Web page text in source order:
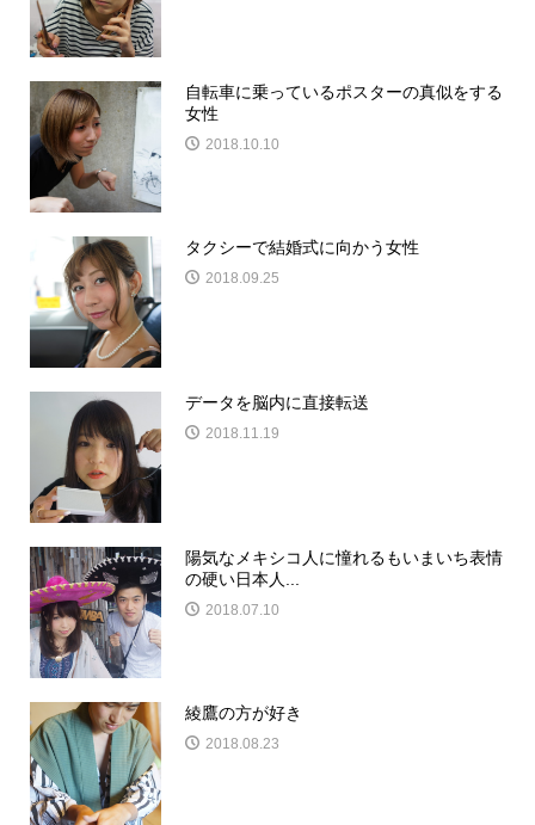
自転車に乗っているポスターの真似をする
女性
2018.10.10
タクシーで結婚式に向かう女性
2018.09.25
データを脳内に直接転送
2018.11.19
陽気なメキシコ人に憧れるもいまいち表情
の硬い日本人...
2018.07.10
綾鷹の方が好き
2018.08.23